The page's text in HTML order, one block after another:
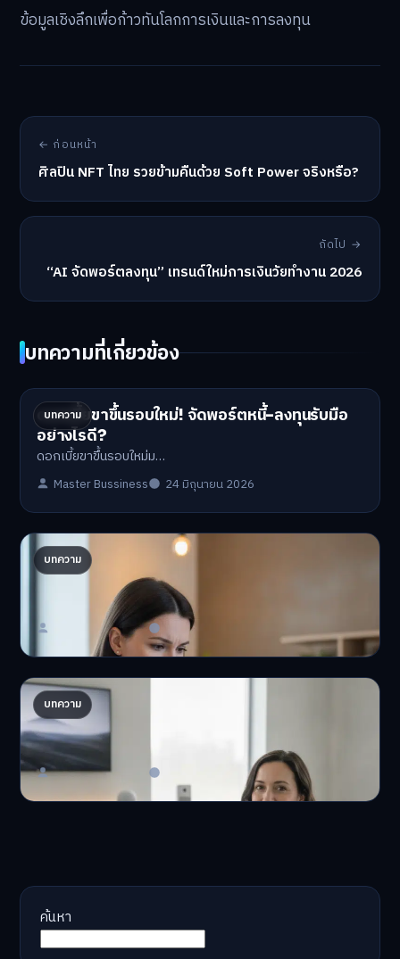
ข้อมูลเชิงลึกเพื่อก้าวทันโลกการเงินและการลงทุน
← ก่อนหน้า
ศิลปิน NFT ไทย รวยข้ามคืนด้วย Soft Power จริงหรือ?
ถัดไป →
“AI จัดพอร์ตลงทุน” เทรนด์ใหม่การเงินวัยทำงาน 2026
บทความที่เกี่ยวข้อง
บทความ
ดอกเบี้ยขาขึ้นรอบใหม่! จัดพอร์ตหนี้-ลงทุนรับมือ
อย่างไรดี?
ดอกเบี้ยขาขึ้นรอบใหม่ม…
Master Bussiness 24 มิถุนายน 2026
บทความ
ปรับพอร์ตรับ ‘เงินดิจิทัล 2.0’ จัดสรรงบอย่างไรไม่
ให้พัง
'เงินดิจิทัล 2.0' มาแล…
Master Bussiness 23 มิถุนายน 2026
บทความ
AI จัดพอร์ตให้ปัง! เทรนด์ลงทุนยุคใหม่ ไม่ต้องเฝ้า
จอ
AI จัดพอร์ตให้ปัง! หมด…
Master Bussiness 23 มิถุนายน 2026
ค้นหา